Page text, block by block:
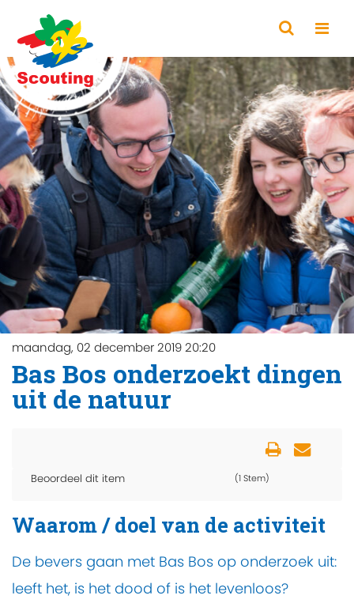
maandag, 02 december 2019 20:20
Bas Bos onderzoekt dingen
uit de natuur
Beoordeel dit item (1 Stem)
Waarom / doel van de activiteit
De bevers gaan met Bas Bos op onderzoek uit:
leeft het, is het dood of is het levenloos?